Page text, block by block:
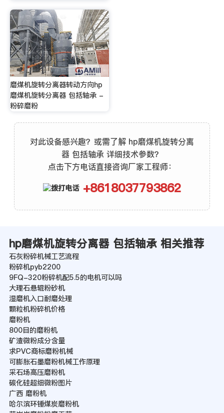
磨煤机旋转分离器转动方向hp
磨煤机旋转分离器 包括轴承 -
粉碎磨粉
对此设备感兴趣？或需了解 hp磨煤机旋转分离
器 包括轴承 详细技术参数？
点击下方电话直接咨询厂家工程师：
+8618037793862
hp磨煤机旋转分离器 包括轴承 相关推荐
石灰粉碎机械工艺流程
粉碎机pyb2200
9FQ-320粉碎机配5.5的电机可以吗
大理石悬辊粉砂机
湿磨机入口耐磨处理
颗粒机粉碎机价格
磨粉机
800目的磨粉机
矿渣微粉成分含量
求PVC商标磨粉机械
可膨胀石墨磨粉机械工作原理
采石场高压磨粉机
碳化硅超细微粉图片
广西 磨粉机
哈尔滨环锤煤炭磨粉机